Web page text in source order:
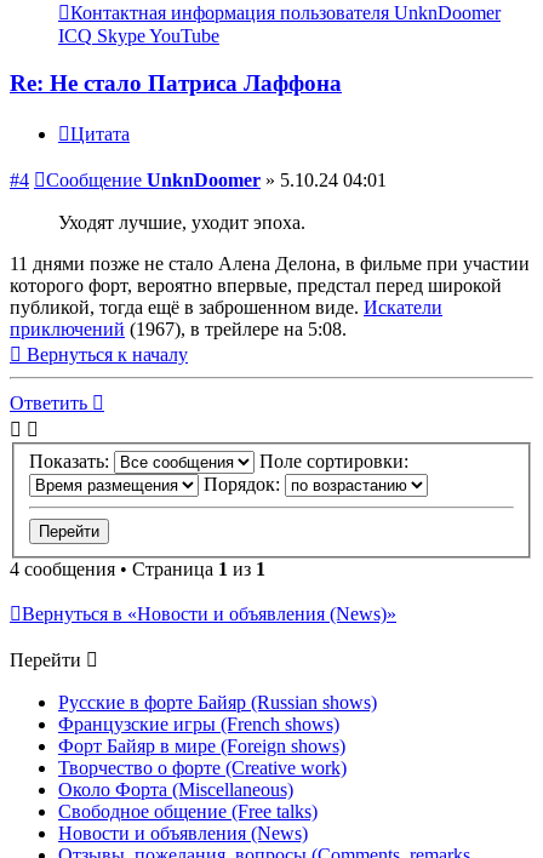
Контактная информация пользователя UnknDoomer
ICQ SkypeYouTube
Re: Не стало Патриса Лаффона
Цитата
#4 Сообщение UnknDoomer » 5.10.24 04:01
Уходят лучшие, уходит эпоха.
11 днями позже не стало Алена Делона, в фильме при участии
которого форт, вероятно впервые, предстал перед широкой
публикой, тогда ещё в заброшенном виде. Искатели
приключений (1967), в трейлере на 5:08.
Вернуться к началу
Ответить
Показать:
Поле сортировки:
Порядок:
4 сообщения • Страница 1 из 1
Вернуться в «Новости и объявления (News)»
Перейти
Русские в форте Байяр (Russian shows)
Французские игры (French shows)
Форт Байяр в мире (Foreign shows)
Творчество о форте (Creative work)
Около Форта (Miscellaneous)
Свободное общение (Free talks)
Новости и объявления (News)